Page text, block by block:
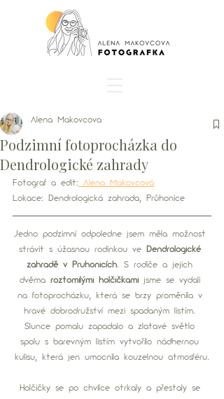
Podzimní fotoprocházka do
Dendrologické zahrady
Alena Makovcova
Fotograf a edit: Alena Makovcová
Lokace: Dendrologická zahrada, Průhonice
Jedno podzimní odpoledne jsem měla možnost
strávit s úžasnou rodinkou ve Dendrologické
zahradě v Průhonicích . S rodiče a jejich
dvěma roztomilými holčičkami jsme se vydali
na fotoprocházku, která se brzy proměnila v
hravé dobrodružství mezi spadaným listím.
Slunce pomalu zapadalo a zlatavé světlo
spolu s barevným listím vytvořilo nádhernou
kulisu, která jen umocnila kouzelnou atmosféru.
Holčičky se po chvilce otrkaly a přestaly se